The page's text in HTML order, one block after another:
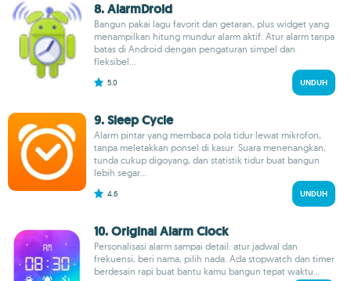
8. AlarmDroid
Bangun pakai lagu favorit dan getaran, plus widget yang
menampilkan hitung mundur alarm aktif. Atur alarm tanpa
batas di Android dengan pengaturan simpel dan
fleksibel...
5.0 UNDUH
9. Sleep Cycle
Alarm pintar yang membaca pola tidur lewat mikrofon,
tanpa meletakkan ponsel di kasur. Suara menenangkan,
tunda cukup digoyang, dan statistik tidur buat bangun
lebih segar...
4.6 UNDUH
10. Original Alarm Clock
Personalisasi alarm sampai detail: atur jadwal dan
frekuensi, beri nama, pilih nada. Ada stopwatch dan timer
berdesain rapi buat bantu kamu bangun tepat waktu...